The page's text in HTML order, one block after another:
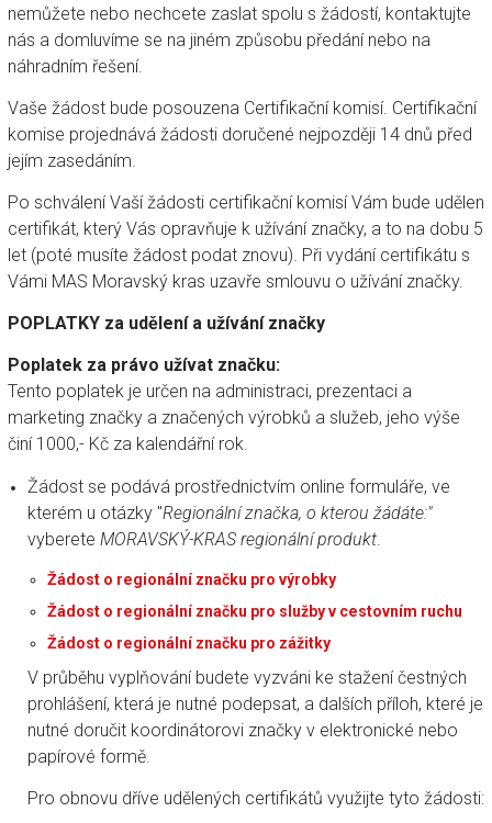
nemůžete nebo nechcete zaslat spolu s žádostí, kontaktujte
nás a domluvíme se na jiném způsobu předání nebo na
náhradním řešení.
Vaše žádost bude posouzena Certifikační komisí. Certifikační
komise projednává žádosti doručené nejpozději 14 dnů před
jejím zasedáním.
Po schválení Vaší žádosti certifikační komisí Vám bude udělen
certifikát, který Vás opravňuje k užívání značky, a to na dobu 5
let (poté musíte žádost podat znovu). Při vydání certifikátu s
Vámi MAS Moravský kras uzavře smlouvu o užívání značky.
POPLATKY za udělení a užívání značky
Poplatek za právo užívat značku:
Tento poplatek je určen na administraci, prezentaci a
marketing značky a značených výrobků a služeb, jeho výše
činí 1000,- Kč za kalendářní rok.
Žádost se podává prostřednictvím online formuláře, ve
kterém u otázky "Regionální značka, o kterou žádáte:"
vyberete MORAVSKÝ-KRAS regionální produkt.
Žádost o regionální značku pro výrobky
Žádost o regionální značku pro služby v cestovním ruchu
Žádost o regionální značku pro zážitky
V průběhu vyplňování budete vyzváni ke stažení čestných
prohlášení, která je nutné podepsat, a dalších příloh, které je
nutné doručit koordinátorovi značky v elektronické nebo
papírové formě.
Pro obnovu dříve udělených certifikátů využijte tyto žádosti: